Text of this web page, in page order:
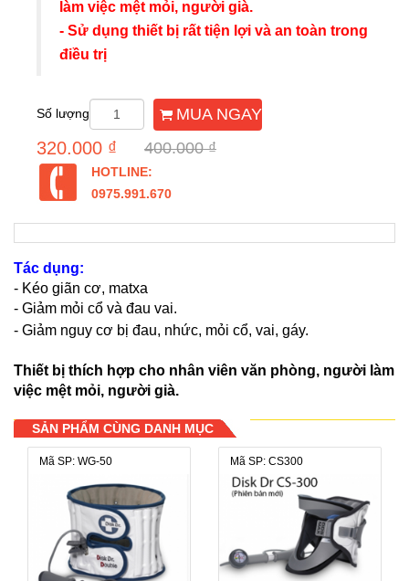
làm việc mệt mỏi, người già.
- Sử dụng thiết bị rất tiện lợi và an toàn trong
điều trị
Số lượng MUA NGAY
320.000 ₫ 400.000 ₫
HOTLINE:
0975.991.670
Tác dụng:
- Kéo giãn cơ, matxa
- Giảm mỏi cổ và đau vai.
- Giảm nguy cơ bị đau, nhức, mỏi cổ, vai, gáy.
Thiết bị thích hợp cho nhân viên văn phòng, người làm
việc mệt mỏi, người già.
SẢN PHẨM CÙNG DANH MỤC
Mã SP: WG-50 Mã SP: CS300